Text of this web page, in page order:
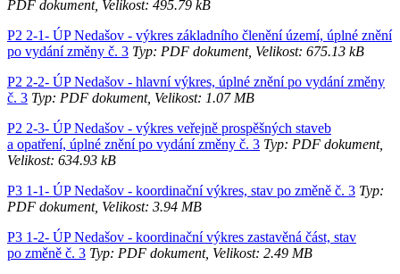
PDF dokument, Velikost: 495.79 kB
P2 2-1- ÚP Nedašov - výkres základního členění území, úplné znění
po vydání změny č. 3 Typ: PDF dokument, Velikost: 675.13 kB
P2 2-2- ÚP Nedašov - hlavní výkres, úplné znění po vydání změny
č. 3 Typ: PDF dokument, Velikost: 1.07 MB
P2 2-3- ÚP Nedašov - výkres veřejně prospěšných staveb
a opatření, úplné znění po vydání změny č. 3 Typ: PDF dokument,
Velikost: 634.93 kB
P3 1-1- ÚP Nedašov - koordinační výkres, stav po změně č. 3 Typ:
PDF dokument, Velikost: 3.94 MB
P3 1-2- ÚP Nedašov - koordinační výkres zastavěná část, stav
po změně č. 3 Typ: PDF dokument, Velikost: 2.49 MB